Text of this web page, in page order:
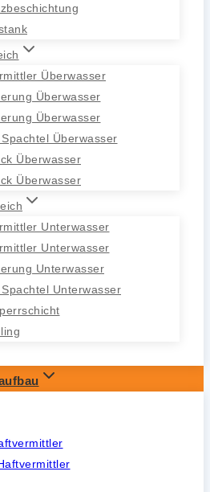
Überwasser
Überwasser
Überwasser
Überwasser
Überwasser
Überwasser
Unterwasser
Unterwasser
Unterwasser
Unterwasser